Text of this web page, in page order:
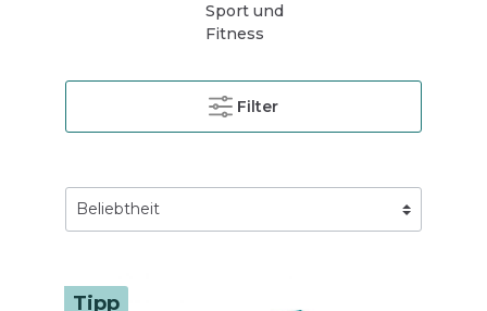
Sport und
Fitness
Filter
Tipp